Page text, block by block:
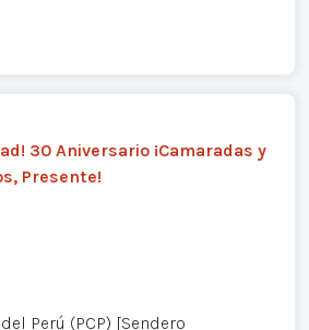
30 Aniversario ¡Camaradas y
Presente!
Perú (PCP) [Sendero